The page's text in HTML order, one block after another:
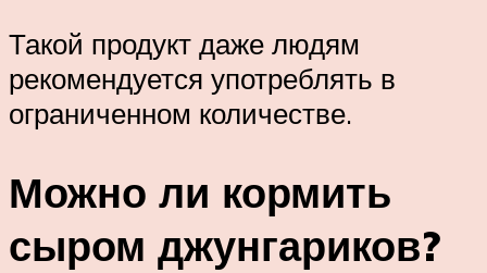
Такой продукт даже людям
рекомендуется употреблять в
ограниченном количестве.
Можно ли кормить
сыром джунгариков?